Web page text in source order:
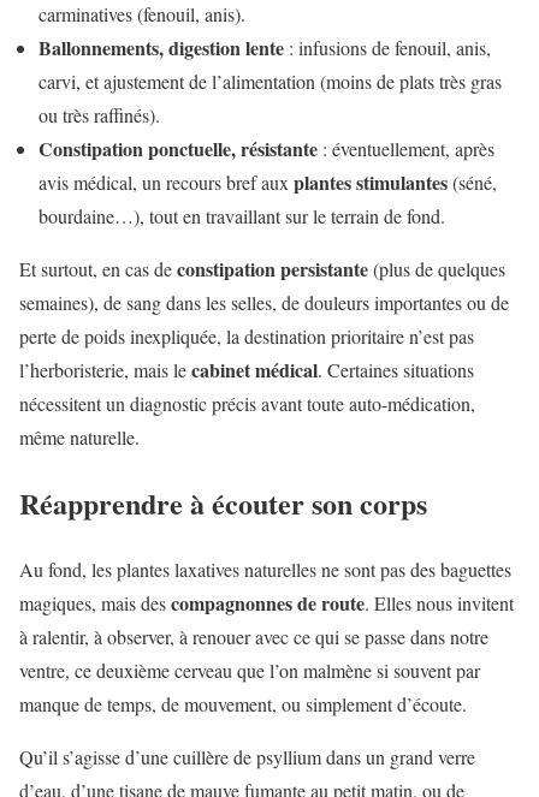
carminatives (fenouil, anis).
Ballonnements, digestion lente : infusions de fenouil, anis,
carvi, et ajustement de l’alimentation (moins de plats très gras
ou très raffinés).
Constipation ponctuelle, résistante : éventuellement, après
avis médical, un recours bref auxplantes stimulantes(séné,
bourdaine…), tout en travaillant sur le terrain de fond.
Et surtout, en cas deconstipation persistante(plus de quelques
semaines), de sang dans les selles, de douleurs importantes ou de
perte de poids inexpliquée, la destination prioritaire n’est pas
l’herboristerie, mais lecabinet médical. Certaines situations
nécessitent un diagnostic précis avant toute auto-médication,
même naturelle.
Réapprendre à écouter son corps
Au fond, les plantes laxatives naturelles ne sont pas des baguettes
magiques, mais descompagnonnes de route. Elles nous invitent
à ralentir, à observer, à renouer avec ce qui se passe dans notre
ventre, ce deuxième cerveau que l’on malmène si souvent par
manque de temps, de mouvement, ou simplement d’écoute.
Qu’il s’agisse d’une cuillère de psyllium dans un grand verre
d’eau, d’une tisane de mauve fumante au petit matin, ou de